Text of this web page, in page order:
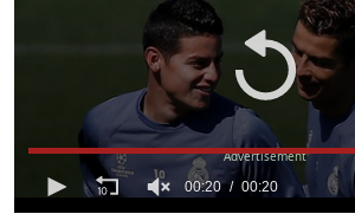
00:20 00:20